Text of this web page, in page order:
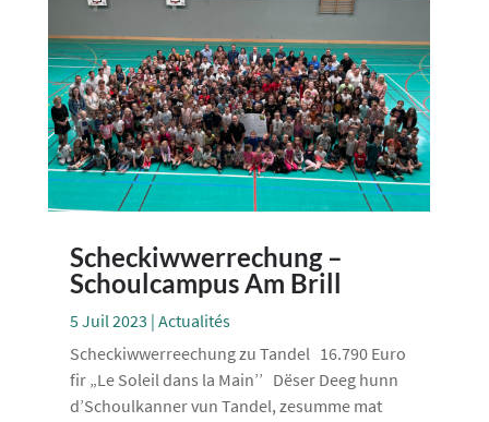
Scheckiwwerrechung –
Schoulcampus Am Brill
5 Juil 2023 | Actualités
Scheckiwwerreechung zu Tandel 16.790 Euro
fir „Le Soleil dans la Main’’ Dëser Deeg hunn
d’Schoulkanner vun Tandel, zesumme mat